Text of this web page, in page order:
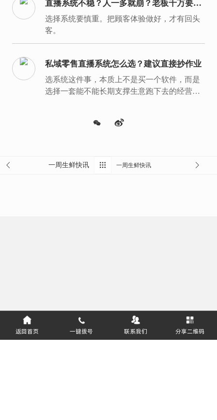
直播系统不稳？人一多就崩？老板千万要重
视
选择系统要慎重。把顾客体验做好，才有回头
客。
私域零售直播系统怎么选？建议直接抄作业
选系统这件事，本质上不是买一个软件，而是
选择一套能不能长期支撑生意跑下去的经营底
一周生鲜快讯 一周生鲜快讯
返回首页 一键拨号 联系我们 分享二维码